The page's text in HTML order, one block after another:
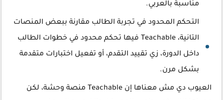
مناسبة بالعربي.
التحكم المحدود في تجربة الطالب مقارنة ببعض المنصات
التانية، Teachable فيها تحكم محدود في خطوات الطالب
داخل الدورة، زي تقييد التقدم، أو تفعيل اختبارات متقدمة
بشكل مرن.
العيوب دي مش معناها إن Teachable منصة وحشة، لكن